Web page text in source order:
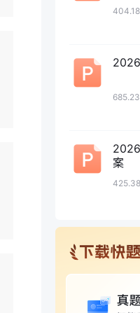
案